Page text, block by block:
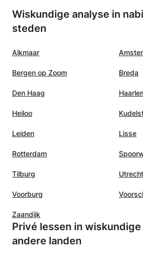
Wiskundige analyse in
steden
Alkmaar
Bergen op Zoom Breda
Den Haag
Heiloo
Leiden Lisse
Rotterdam
Tilburg Utrecht
Voorburg
Zaandijk
Privé lessen in wiskundige
andere landen